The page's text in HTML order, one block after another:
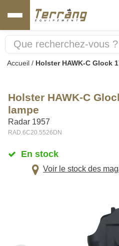
Accueil / Holster HAWK-C Glock
Holster HAWK-C
lampe
Radar 1957
RAD.6C20.5526DN
En stock
Voir le stock des